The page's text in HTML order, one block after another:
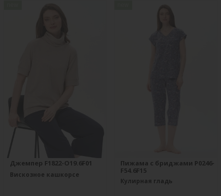
Джемпер F1822-O19.6F01
Вискозное кашкорсе
Пижама с бриджами P0246-
F54.6F15
Кулирная гладь